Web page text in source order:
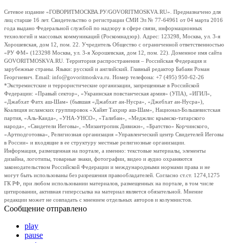
Сетевое издание «ГОВОРИТМОСКВА.РУ/GOVORITMOSKVA.RU». Предназначено для
лиц старше 16 лет. Свидетельство о регистрации СМИ Эл № 77-64961 от 04 марта 2016
года выдано Федеральной службой по надзору в сфере связи, информационных
технологий и массовых коммуникаций (Роскомнадзор). Адрес: 123298, Москва, ул. 3-я
Хорошевская, дом 12, пом. 22. Учредитель Общество с ограниченной ответственностью
«РУ ФМ» (123298 Москва, ул. 3-я Хорошевская, дом 12, пом. 22). Доменное имя сайта
GOVORITMOSKVA.RU. Территория распространения – Российская Федерация и
зарубежные страны. Языки: русский и английский. Главный редактор Бабаян Роман
Георгиевич. Email: info@govoritmoskva.ru. Номер телефона: +7 (495) 950-62-26
*Экстремистские и террористические организации, запрещенные в Российской
Федерации: «Правый сектор», «Украинская повстанческая армия» (УПА), «ИГИЛ»,
«Джабхат Фатх аш-Шам» (бывшая «Джабхат ан-Нусра», «Джебхат ан-Нусра»),
Коалиция исламских группировок «Хайят Тахрир аш-Шам», Национал-Большевистская
партия, «Аль-Каида», «УНА-УНСО», «Талибан», «Меджлис крымско-татарского
народа», «Свидетели Иеговы», «Мизантропик Дивижн», «Братство» Корчинского,
«Артподготовка», Религиозная организация «Управленческий центр Свидетелей Иеговы
в России» и входящие в ее структуру местные религиозные организации.
Информация, размещенная на портале, а именно: текстовые материалы, элементы
дизайна, логотипы, товарные знаки, фотографии, видео и аудио охраняются
законодательством Российской Федерации и международными нормами права и не
могут быть использованы без разрешения правообладателей. Согласно ст.ст. 1274,1275
ГК РФ, при любом использовании материалов, размещенных на портале, в том числе
цитировании, активная гиперссылка на материал является обязательной. Мнение
редакции может не совпадать с мнением отдельных авторов и колумнистов.
Сообщение отправлено
play
pause